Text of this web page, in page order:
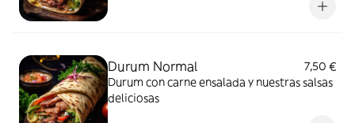
Durum Normal
7,50 €
Durum con carne ensalada y nuestras salsas
deliciosas